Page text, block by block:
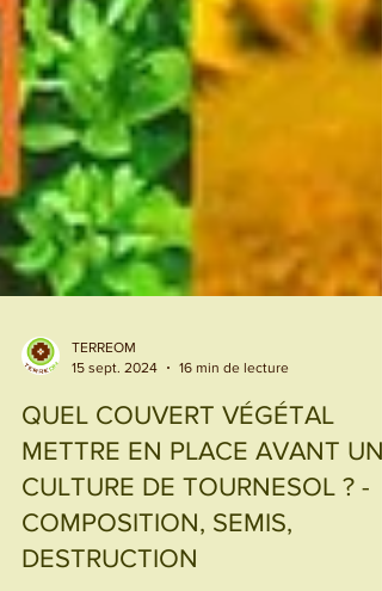
15 sept. 2024
16 min de lecture
QUEL COUVERT VÉGÉTAL
METTRE EN PLACE AVANT
CULTURE DE TOURNESOL ? -
COMPOSITION, SEMIS,